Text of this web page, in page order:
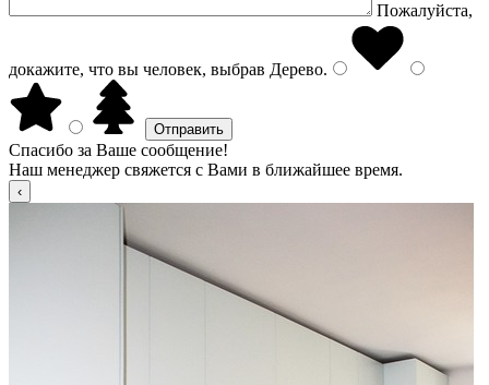
Пожалуйста,
докажите, что вы человек, выбрав Дерево.
Спасибо за Ваше сообщение!
Наш менеджер свяжется с Вами в ближайшее время.